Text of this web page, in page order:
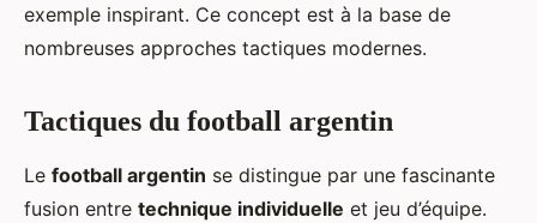
exemple inspirant. Ce concept est à la base de
nombreuses approches tactiques modernes.
Tactiques du football argentin
Le football argentin se distingue par une fascinante
fusion entre technique individuelle et jeu d’équipe.